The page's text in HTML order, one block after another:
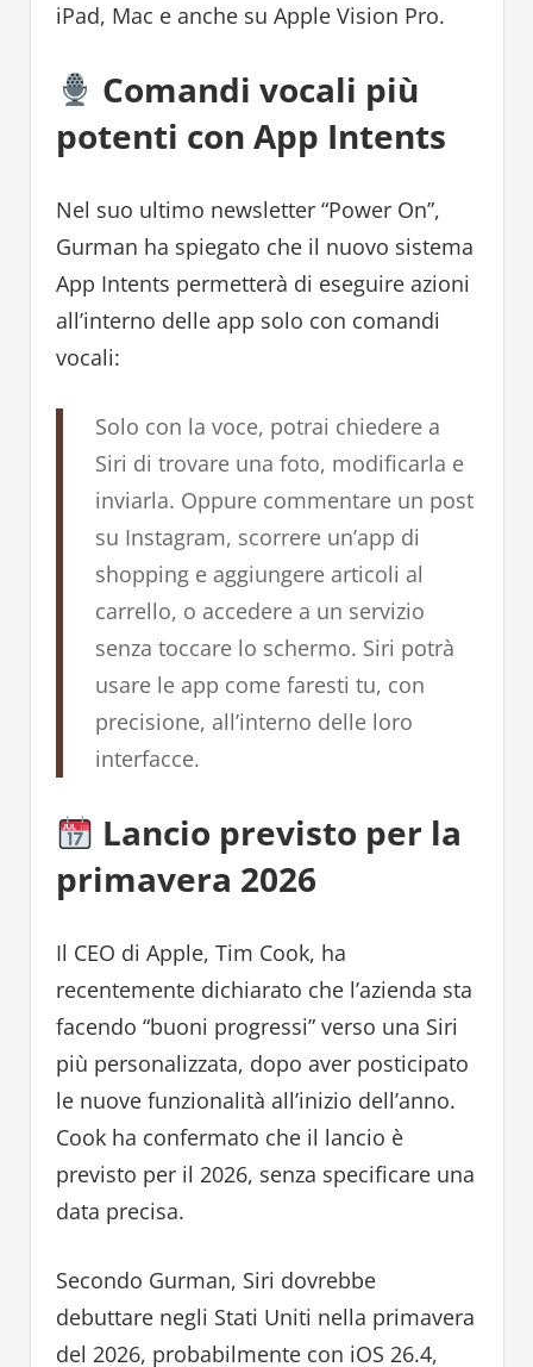
iPad, Mac e anche su Apple Vision Pro.
Comandi vocali più
potenti con App Intents
Nel suo ultimo newsletter “Power On”,
Gurman ha spiegato che il nuovo sistema
App Intents permetterà di eseguire azioni
all’interno delle app solo con comandi
vocali:
Solo con la voce, potrai chiedere a
Siri di trovare una foto, modificarla e
inviarla. Oppure commentare un post
su Instagram, scorrere un’app di
shopping e aggiungere articoli al
carrello, o accedere a un servizio
senza toccare lo schermo. Siri potrà
usare le app come faresti tu, con
precisione, all’interno delle loro
interfacce.
Lancio previsto per la
primavera 2026
Il CEO di Apple, Tim Cook, ha
recentemente dichiarato che l’azienda sta
facendo “buoni progressi” verso una Siri
più personalizzata, dopo aver posticipato
le nuove funzionalità all’inizio dell’anno.
Cook ha confermato che il lancio è
previsto per il 2026, senza specificare una
data precisa.
Secondo Gurman, Siri dovrebbe
debuttare negli Stati Uniti nella primavera
del 2026, probabilmente con iOS 26.4,